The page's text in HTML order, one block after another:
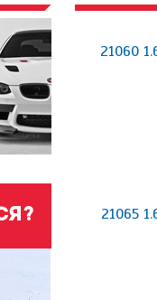
21060
21065